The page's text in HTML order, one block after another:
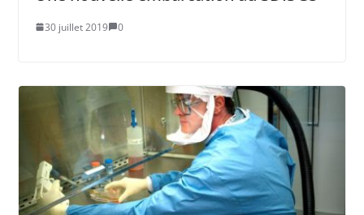
30 juillet 2019 0